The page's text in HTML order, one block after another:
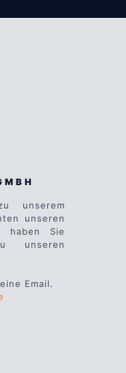
unserem
unseren
haben Sie
unseren
Email.